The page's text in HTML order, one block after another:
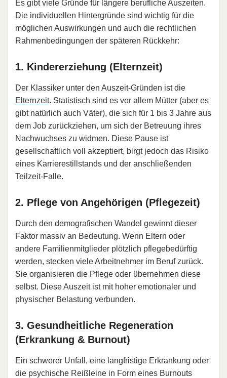
Es gibt viele Gründe für längere berufliche Auszeiten.
Die individuellen Hintergründe sind wichtig für die
möglichen Auswirkungen und auch die rechtlichen
Rahmenbedingungen der späteren Rückkehr:
1. Kindererziehung (Elternzeit)
Der Klassiker unter den Auszeit-Gründen ist die
Elternzeit. Statistisch sind es vor allem Mütter (aber es
gibt natürlich auch Väter), die sich für 1 bis 3 Jahre aus
dem Job zurückziehen, um sich der Betreuung ihres
Nachwuchses zu widmen. Diese Pause ist
gesellschaftlich voll akzeptiert, birgt jedoch das Risiko
eines Karrierestillstands und der anschließenden
Teilzeit-Falle.
2. Pflege von Angehörigen (Pflegezeit)
Durch den demografischen Wandel gewinnt dieser
Faktor massiv an Bedeutung. Wenn Eltern oder
andere Familienmitglieder plötzlich pflegebedürftig
werden, stecken viele Arbeitnehmer im Beruf zurück.
Sie organisieren die Pflege oder übernehmen diese
selbst. Diese Auszeit ist mit hoher emotionaler und
physischer Belastung verbunden.
3. Gesundheitliche Regeneration
(Erkrankung & Burnout)
Ein schwerer Unfall, eine langfristige Erkrankung oder
die psychische Reißleine in Form eines Burnouts